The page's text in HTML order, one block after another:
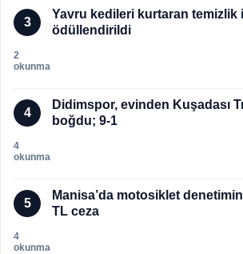
3
Yavru kedileri kurtaran temizlik
ödüllendirildi
2
okunma
4
Didimspor, evinden Kuşadası
boğdu; 9-1
4
okunma
5
Manisa’da motosiklet
TL ceza
4
okunma